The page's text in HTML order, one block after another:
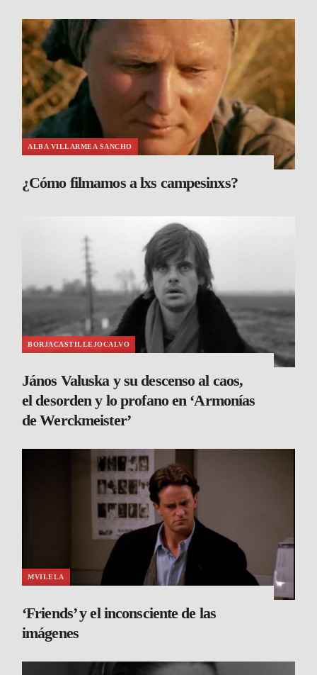
ALBA VILLARMEA SANCHO
¿Cómo filmamos a lxs campesinxs?
BORJACASTILLEJOCALVO
János Valuska y su descenso al caos,
el desorden y lo profano en ‘Armonías
de Werckmeister’
MVILELA
‘Friends’ y el inconsciente de las
imágenes